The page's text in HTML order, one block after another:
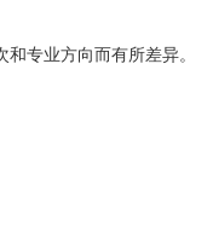
专业方向而有所差异。